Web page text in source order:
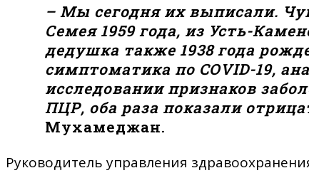
– Мы сегодня их выписали.
Семея 1959 года, из Усть-
дедушка также 1938 года
симптоматика по COVID-19,
исследовании признаков
ПЦР, оба раза показали
Мухамеджан.
Руководитель управления